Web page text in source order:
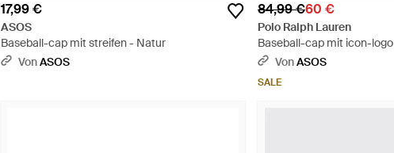
17,99 €
ASOS
Baseball-cap mit streifen - Natur
VonASOS
84,99 €60 €
Polo Ralph Lauren
Baseball-cap mit icon-
VonASOS
SALE